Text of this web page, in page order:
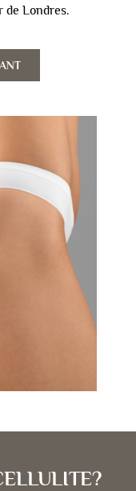
de Londres.